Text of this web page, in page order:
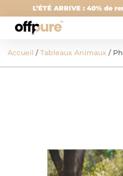
L’ÉTÉ ARRIVE : 40% de
Accueil /Tableaux Animaux /